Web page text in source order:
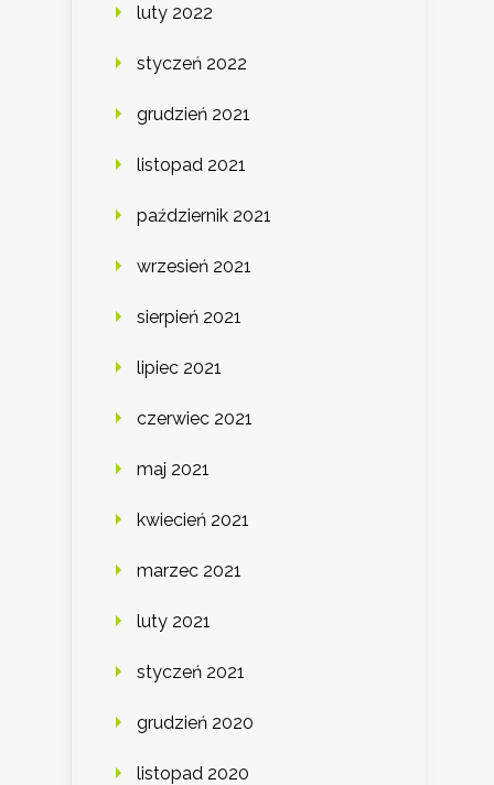
luty 2022
styczeń 2022
grudzień 2021
listopad 2021
październik 2021
wrzesień 2021
sierpień 2021
lipiec 2021
czerwiec 2021
maj 2021
kwiecień 2021
marzec 2021
luty 2021
styczeń 2021
grudzień 2020
listopad 2020